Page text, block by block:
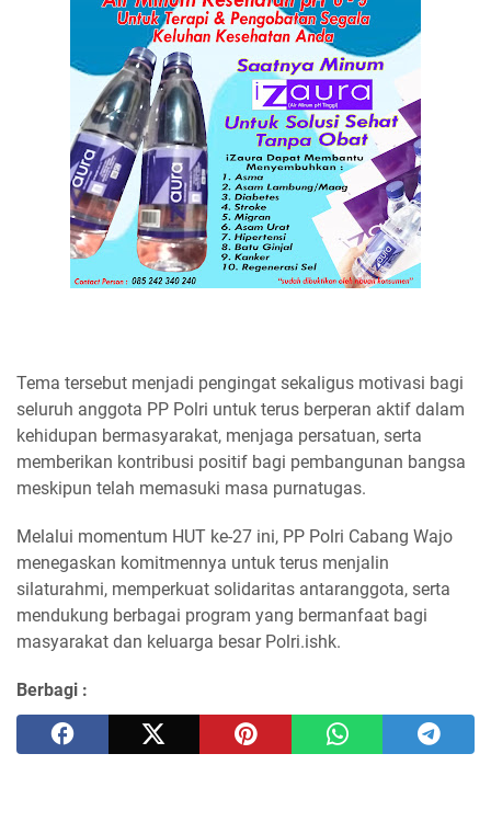
Tema tersebut menjadi pengingat sekaligus motivasi bagi
seluruh anggota PP Polri untuk terus berperan aktif dalam
kehidupan bermasyarakat, menjaga persatuan, serta
memberikan kontribusi positif bagi pembangunan bangsa
meskipun telah memasuki masa purnatugas.
Melalui momentum HUT ke-27 ini, PP Polri Cabang Wajo
menegaskan komitmennya untuk terus menjalin
silaturahmi, memperkuat solidaritas antaranggota, serta
mendukung berbagai program yang bermanfaat bagi
masyarakat dan keluarga besar Polri.ishk.
Berbagi :